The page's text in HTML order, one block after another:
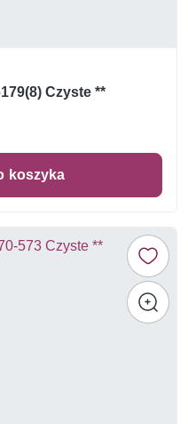
Czyste **
koszyka